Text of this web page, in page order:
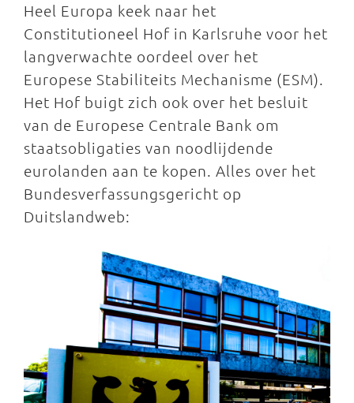
Heel Europa keek naar het
Constitutioneel Hof in Karlsruhe voor het
langverwachte oordeel over het
Europese Stabiliteits Mechanisme (ESM).
Het Hof buigt zich ook over het besluit
van de Europese Centrale Bank om
staatsobligaties van noodlijdende
eurolanden aan te kopen. Alles over het
Bundesverfassungsgericht op
Duitslandweb: